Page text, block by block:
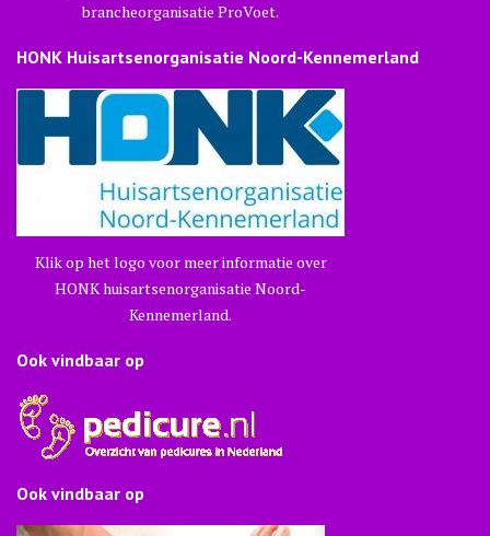
brancheorganisatie ProVoet.
HONK Huisartsenorganisatie Noord-Kennemerland
Klik op het logo voor meer informatie over
HONK huisartsenorganisatie Noord-
Kennemerland.
Ook vindbaar op
Ook vindbaar op